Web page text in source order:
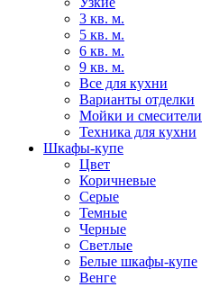
3 кв. м.
5 кв. м.
6 кв. м.
9 кв. м.
Все для кухни
Варианты отделки
Мойки и смесители
Техника для кухни
Шкафы-купе
Цвет
Коричневые
Серые
Темные
Черные
Светлые
Белые шкафы-купе
Венге